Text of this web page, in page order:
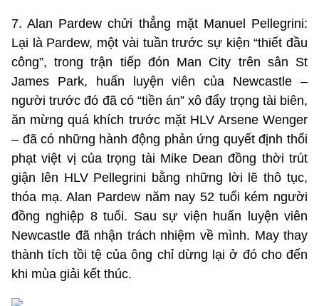
7. Alan Pardew chửi thẳng mặt Manuel Pellegrini:
Lại là Pardew, một vài tuần trước sự kiện “thiết đầu
công”, trong trận tiếp đón Man City trên sân St
James Park, huấn luyện viên của Newcastle –
người trước đó đã có “tiền án” xô đẩy trọng tài biên,
ăn mừng quá khích trước mặt HLV Arsene Wenger
– đã có những hành động phản ứng quyết định thổi
phạt việt vị của trọng tài Mike Dean đồng thời trút
giận lên HLV Pellegrini bằng những lời lẽ thô tục,
thóa mạ. Alan Pardew năm nay 52 tuổi kém người
đồng nghiệp 8 tuổi. Sau sự viện huấn luyện viên
Newcastle đã nhận trách nhiệm về mình. May thay
thành tích tồi tệ của ông chỉ dừng lại ở đó cho đến
khi mùa giải kết thúc.